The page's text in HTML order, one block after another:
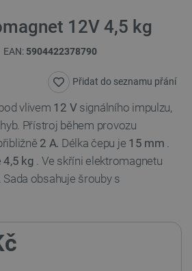
12V 4,5 kg
EAN: 5904422378790
Přidat do seznamu přání
vlivem 12 Vsignálního impulzu,
Přístroj během provozu
2 A. Délka čepu je 15 mm .
4,5 kg . Ve skříni elektromagnetu
obsahuje šrouby s